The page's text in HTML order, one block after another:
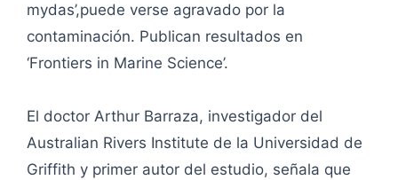
mydas’,puede verse agravado por la
contaminación. Publican resultados en
‘Frontiers in Marine Science’.
El doctor Arthur Barraza, investigador del
Australian Rivers Institute de la Universidad de
Griffith y primer autor del estudio, señala que